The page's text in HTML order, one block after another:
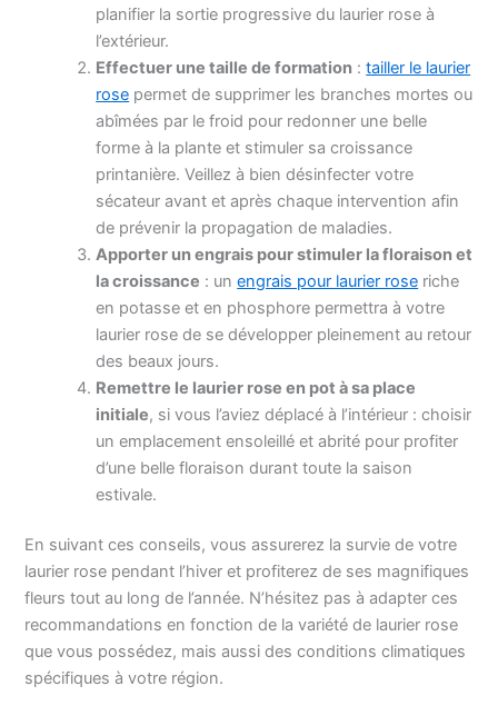
planifier la sortie progressive du laurier rose à
l’extérieur.
Effectuer une taille de formation :tailler le laurier
rose permet de supprimer les branches mortes ou
abîmées par le froid pour redonner une belle
forme à la plante et stimuler sa croissance
printanière. Veillez à bien désinfecter votre
sécateur avant et après chaque intervention afin
de prévenir la propagation de maladies.
Apporter un engrais pour stimuler la floraison et
la croissance : unengrais pour laurier rose riche
en potasse et en phosphore permettra à votre
laurier rose de se développer pleinement au retour
des beaux jours.
Remettre le laurier rose en pot à sa place
initiale, si vous l’aviez déplacé à l’intérieur : choisir
un emplacement ensoleillé et abrité pour profiter
d’une belle floraison durant toute la saison
estivale.
En suivant ces conseils, vous assurerez la survie de votre
laurier rose pendant l’hiver et profiterez de ses magnifiques
fleurs tout au long de l’année. N’hésitez pas à adapter ces
recommandations en fonction de la variété de laurier rose
que vous possédez, mais aussi des conditions climatiques
spécifiques à votre région.